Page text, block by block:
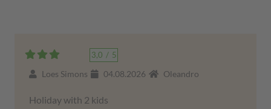
3,0 / 5
Loes Simons 04.08.2026 Oleandro
Holiday with 2 kids